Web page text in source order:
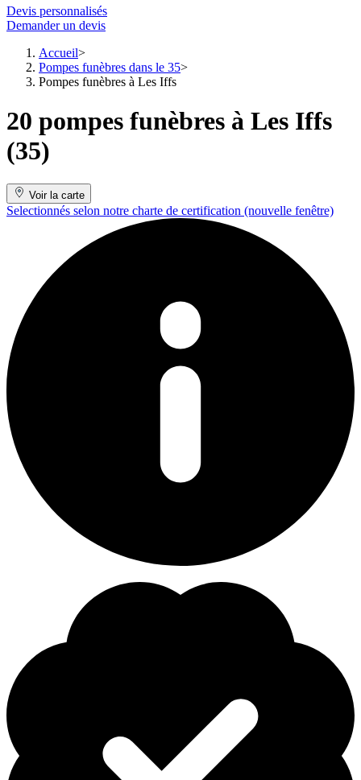
Devis personnalisés
Demander un devis
Accueil
Pompes funèbres dans le 35
Pompes funèbres à Les Iffs
20 pompes funèbres à Les Iffs
(35)
Voir la carte
Selectionnés selon notre charte de certification (nouvelle fenêtre)